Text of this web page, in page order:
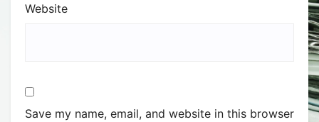
Website
Save my name, email, and website in this browser